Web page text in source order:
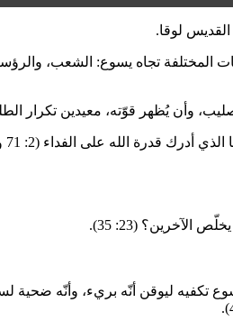
لوقا.
وأن يُظهر قوّته، معيدين تكرار
(23: 35).
تكفيه ليوقن أنّه بريء، وأنّه ضحية